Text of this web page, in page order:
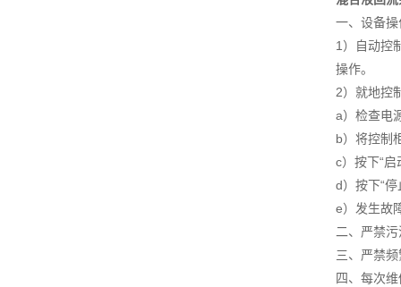
一、设备操
1）自动控
操作。
2）就地控
a）检查电
b）将控制
c）按下“
d）按下“
e）发生故
二、严禁
三、严禁
四、每次